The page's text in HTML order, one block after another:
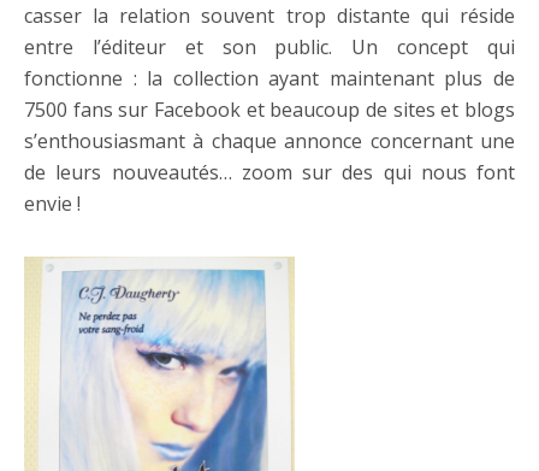
casser la relation souvent trop distante qui réside
entre l’éditeur et son public. Un concept qui
fonctionne : la collection ayant maintenant plus de
7500 fans sur Facebook et beaucoup de sites et blogs
s’enthousiasmant à chaque annonce concernant une
de leurs nouveautés… zoom sur des qui nous font
envie !